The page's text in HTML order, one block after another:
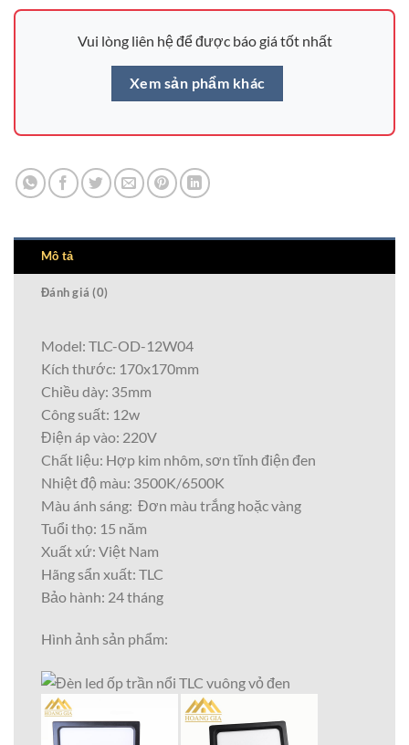
Vui lòng liên hệ để được báo giá tốt nhất
Xem sản phẩm khác
Mô tả
Đánh giá (0)
Model: TLC-OD-12W04
Kích thước: 170x170mm
Chiều dày: 35mm
Công suất: 12w
Điện áp vào: 220V
Chất liệu: Hợp kim nhôm, sơn tĩnh điện đen
Nhiệt độ màu: 3500K/6500K
Màu ánh sáng: Đơn màu trắng hoặc vàng
Tuổi thọ: 15 năm
Xuất xứ: Việt Nam
Hãng sẩn xuất: TLC
Bảo hành: 24 tháng
Hình ảnh sản phẩm: